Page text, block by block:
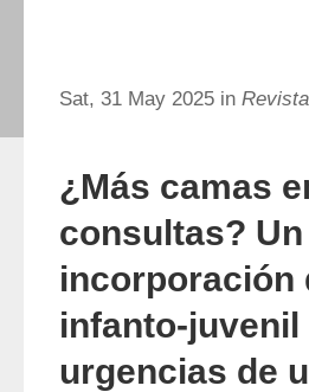
Sat, 31 May 2025 in
¿Más camas
consultas?
incorporación
infanto-
urgencias de